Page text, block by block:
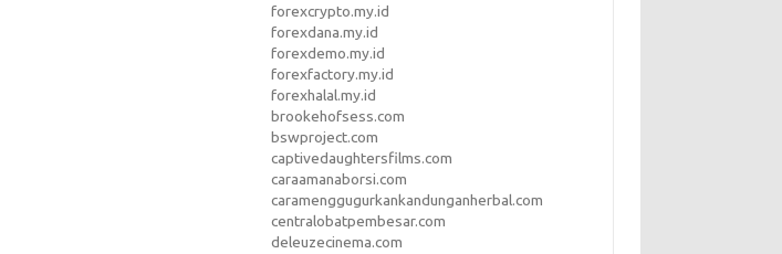
forexcrypto.my.id
forexdana.my.id
forexdemo.my.id
forexfactory.my.id
forexhalal.my.id
brookehofsess.com
bswproject.com
captivedaughtersfilms.com
caraamanaborsi.com
caramenggugurkankandunganherbal.com
centralobatpembesar.com
deleuzecinema.com